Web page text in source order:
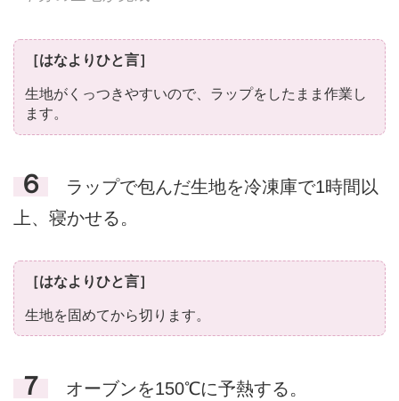
［はなよりひと言］
生地がくっつきやすいので、ラップをしたまま作業し
ます。
６
ラップで包んだ生地を冷凍庫で1時間以
上、寝かせる。
［はなよりひと言］
生地を固めてから切ります。
７ オーブンを150℃に予熱する。